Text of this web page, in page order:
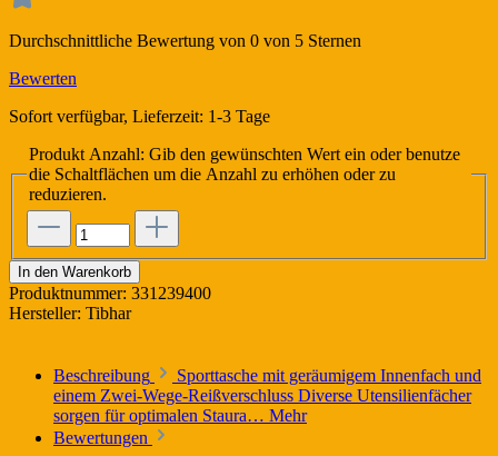
Durchschnittliche Bewertung von 0 von 5 Sternen
Bewerten
Sofort verfügbar, Lieferzeit: 1-3 Tage
Produkt Anzahl: Gib den gewünschten Wert ein oder benutze
die Schaltflächen um die Anzahl zu erhöhen oder zu
reduzieren.
In den Warenkorb
Produktnummer: 331239400
Hersteller: Tibhar
Beschreibung
Sporttasche mit geräumigem Innenfach und
einem Zwei-Wege-Reißverschluss Diverse Utensilienfächer
sorgen für optimalen Staura… Mehr
Bewertungen